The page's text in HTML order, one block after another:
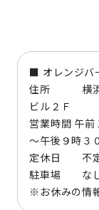
■ オレンジバ
住所 横浜市
ビル２Ｆ
営業時間 午
～午後９時３
定休日 不
駐車場 な
※お休みの情